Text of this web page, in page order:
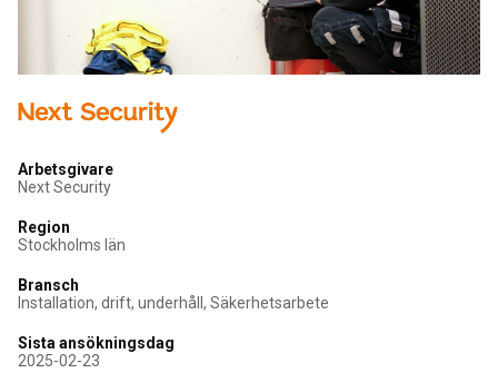
Arbetsgivare
Next Security
Region
Stockholms län
Bransch
Installation, drift, underhåll, Säkerhetsarbete
Sista ansökningsdag
2025-02-23